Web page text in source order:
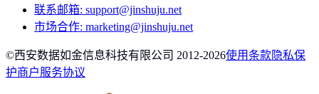
联系邮箱: support@jinshuju.net
市场合作: marketing@jinshuju.net
©西安数据如金信息科技有限公司 2012-2026使用条款隐私保
护商户服务协议